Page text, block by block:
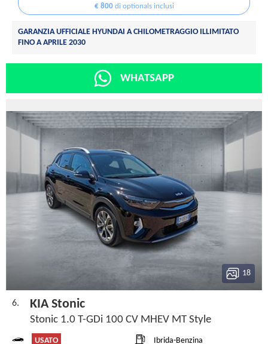
€ 800di optionals inclusi
GARANZIA UFFICIALE HYUNDAI A CHILOMETRAGGIO ILLIMITATO
FINO A APRILE 2030
WHATSAPP
18
6. KIA Stonic
Stonic 1.0 T-GDi 100 CV MHEV MT Style
USATO
Ibrida-Benzina